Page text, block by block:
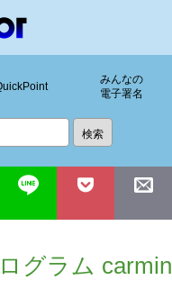
みんなの
電子署名
グラム carmin